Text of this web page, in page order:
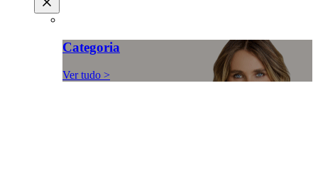
Categoria
Ver tudo >